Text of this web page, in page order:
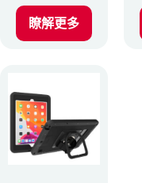
瞭解更多